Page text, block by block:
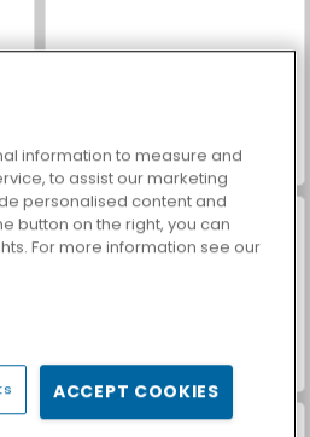
Garden Tales
World War 2 Shooter
information to measure and
to assist our marketing
personalised content and
button on the right, you can
For more information see our
ACCEPT COOKIES